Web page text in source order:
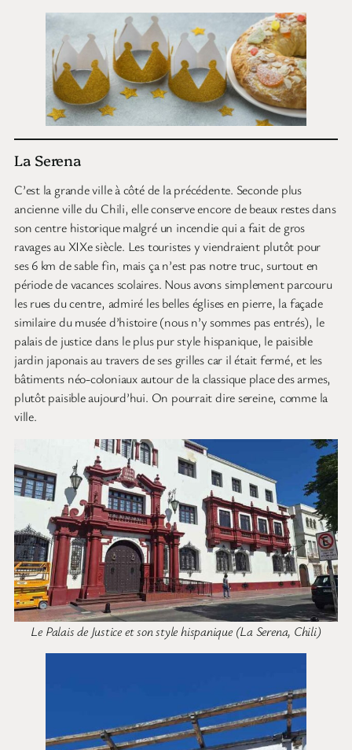
La Serena
C’est la grande ville à côté de la précédente. Seconde plus
ancienne ville du Chili, elle conserve encore de beaux restes dans
son centre historique malgré un incendie qui a fait de gros
ravages au XIXe siècle. Les touristes y viendraient plutôt pour
ses 6 km de sable fin, mais ça n’est pas notre truc, surtout en
période de vacances scolaires. Nous avons simplement parcouru
les rues du centre, admiré les belles églises en pierre, la façade
similaire du musée d’histoire (nous n’y sommes pas entrés), le
palais de justice dans le plus pur style hispanique, le paisible
jardin japonais au travers de ses grilles car il était fermé, et les
bâtiments néo-coloniaux autour de la classique place des armes,
plutôt paisible aujourd’hui. On pourrait dire sereine, comme la
ville.
Le Palais de Justice et son style hispanique (La Serena, Chili)